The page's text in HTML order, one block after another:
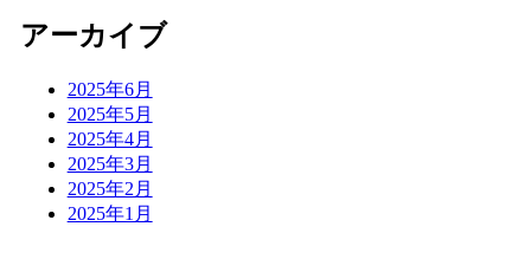
アーカイブ
2025年6月
2025年5月
2025年4月
2025年3月
2025年2月
2025年1月